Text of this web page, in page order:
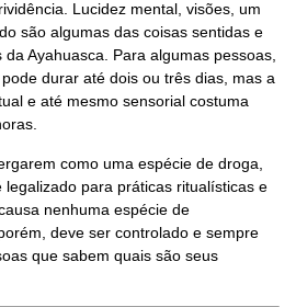
Lucidez mental, visões, um
são algumas das coisas sentidas e
Ayahuasca. Para algumas pessoas,
durar até dois ou três dias, mas a
e até mesmo sensorial costuma
como uma espécie de droga,
para práticas ritualísticas e
nenhuma espécie de
deve ser controlado e sempre
que sabem quais são seus